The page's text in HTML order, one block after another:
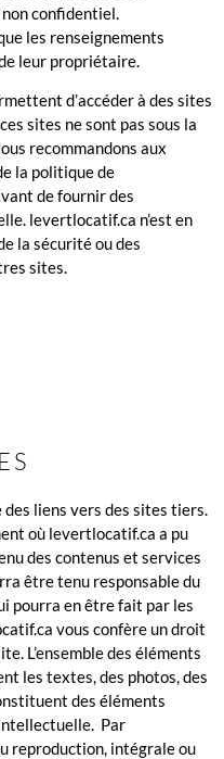
confidentiel.
les renseignements
leur propriétaire.
d’accéder à des sites
sites ne sont pas sous la
recommandons aux
la politique de
de fournir des
levertlocatif.ca n’est en
la sécurité ou des
sites.
liens vers des sites tiers.
où levertlocatif.ca a pu
des contenus et services
être tenu responsable du
pourra en être fait par les
vous confère un droit
L’ensemble des éléments
les textes, des photos, des
des éléments
Par
reproduction, intégrale ou